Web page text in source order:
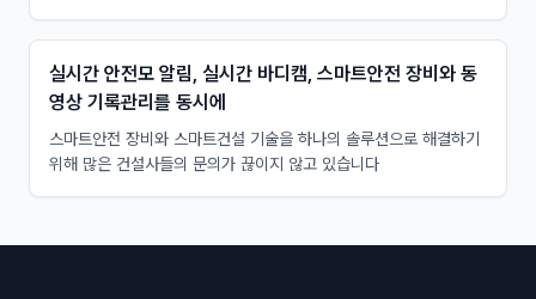
실시간 안전모 알림, 실시간 바디캠, 스마트안전 장비와 동
영상 기록관리를 동시에
스마트안전 장비와 스마트건설 기술을 하나의 솔루션으로 해결하기
위해 많은 건설사들의 문의가 끊이지 않고 있습니다